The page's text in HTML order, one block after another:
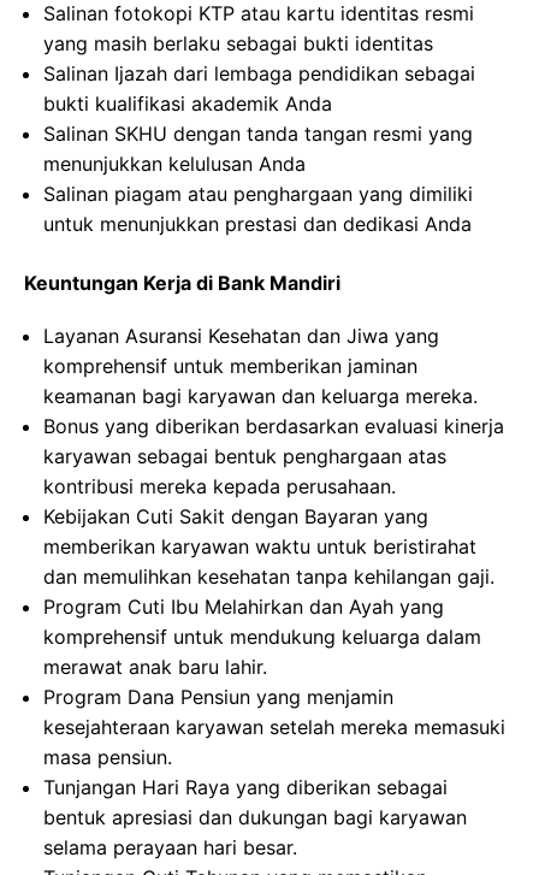
Salinan fotokopi KTP atau kartu identitas resmi
yang masih berlaku sebagai bukti identitas
Salinan Ijazah dari lembaga pendidikan sebagai
bukti kualifikasi akademik Anda
Salinan SKHU dengan tanda tangan resmi yang
menunjukkan kelulusan Anda
Salinan piagam atau penghargaan yang dimiliki
untuk menunjukkan prestasi dan dedikasi Anda
Keuntungan Kerja di Bank Mandiri
Layanan Asuransi Kesehatan dan Jiwa yang
komprehensif untuk memberikan jaminan
keamanan bagi karyawan dan keluarga mereka.
Bonus yang diberikan berdasarkan evaluasi kinerja
karyawan sebagai bentuk penghargaan atas
kontribusi mereka kepada perusahaan.
Kebijakan Cuti Sakit dengan Bayaran yang
memberikan karyawan waktu untuk beristirahat
dan memulihkan kesehatan tanpa kehilangan gaji.
Program Cuti Ibu Melahirkan dan Ayah yang
komprehensif untuk mendukung keluarga dalam
merawat anak baru lahir.
Program Dana Pensiun yang menjamin
kesejahteraan karyawan setelah mereka memasuki
masa pensiun.
Tunjangan Hari Raya yang diberikan sebagai
bentuk apresiasi dan dukungan bagi karyawan
selama perayaan hari besar.